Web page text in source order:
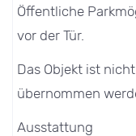
Öffentliche
vor der Tür.
Das Objekt ist
übernommen
Ausstattung